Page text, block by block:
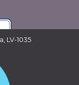
LV-1035